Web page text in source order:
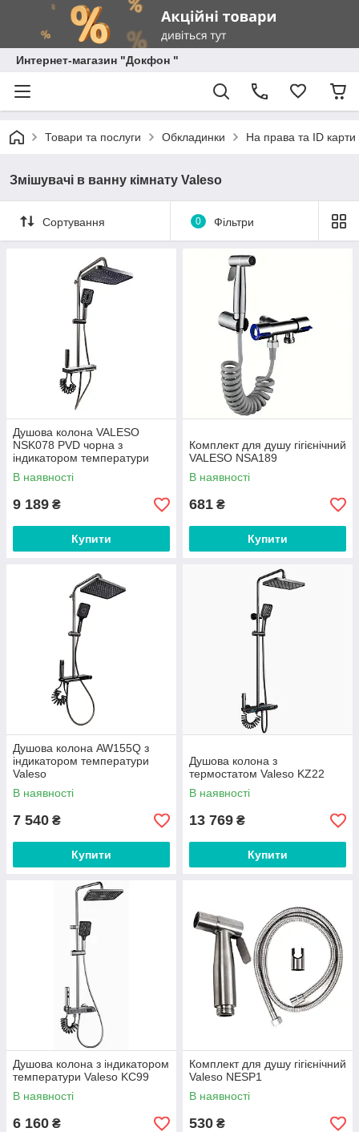
Интернет-магазин "Докфон "
Товари та послуги Обкладинки На права та ID карти
Змішувачі в ванну кімнату Valeso
Сортування 0 Фільтри
Душова колона VALESO
NSK078 PVD чорна з
індикатором температури
В наявності
9 189 ₴
Купити
Комплект для душу гігієнічний
VALESO NSA189
В наявності
681 ₴
Купити
Душова колона AW155Q з
індикатором температури
Valeso
В наявності
7 540 ₴
Купити
Душова колона з
термостатом Valeso KZ22
В наявності
13 769 ₴
Купити
Душова колона з індикатором
температури Valeso KC99
В наявності
6 160 ₴
Комплект для душу гігієнічний
Valeso NESP1
В наявності
530 ₴